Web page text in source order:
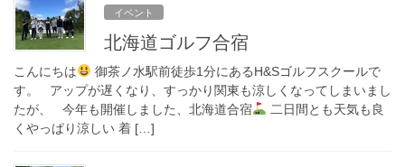
イベント
北海道ゴルフ合宿
こんにちは
御茶ノ水駅前徒歩1分にあるH&Sゴルフスクールで
す。 アップが遅くなり、すっかり関東も涼しくなってしまいまし
たが、 今年も開催しました、北海道合宿
二日間とも天気も良
くやっぱり涼しい 着 […]